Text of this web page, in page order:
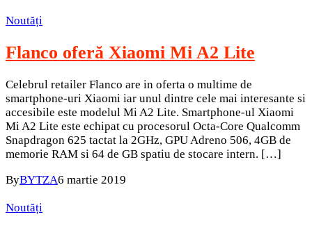
Noutăți
Flanco oferă Xiaomi Mi A2 Lite
Celebrul retailer Flanco are in oferta o multime de
smartphone-uri Xiaomi iar unul dintre cele mai interesante si
accesibile este modelul Mi A2 Lite. Smartphone-ul Xiaomi
Mi A2 Lite este echipat cu procesorul Octa-Core Qualcomm
Snapdragon 625 tactat la 2GHz, GPU Adreno 506, 4GB de
memorie RAM si 64 de GB spatiu de stocare intern. […]
ByBYTZA6 martie 2019
Noutăți